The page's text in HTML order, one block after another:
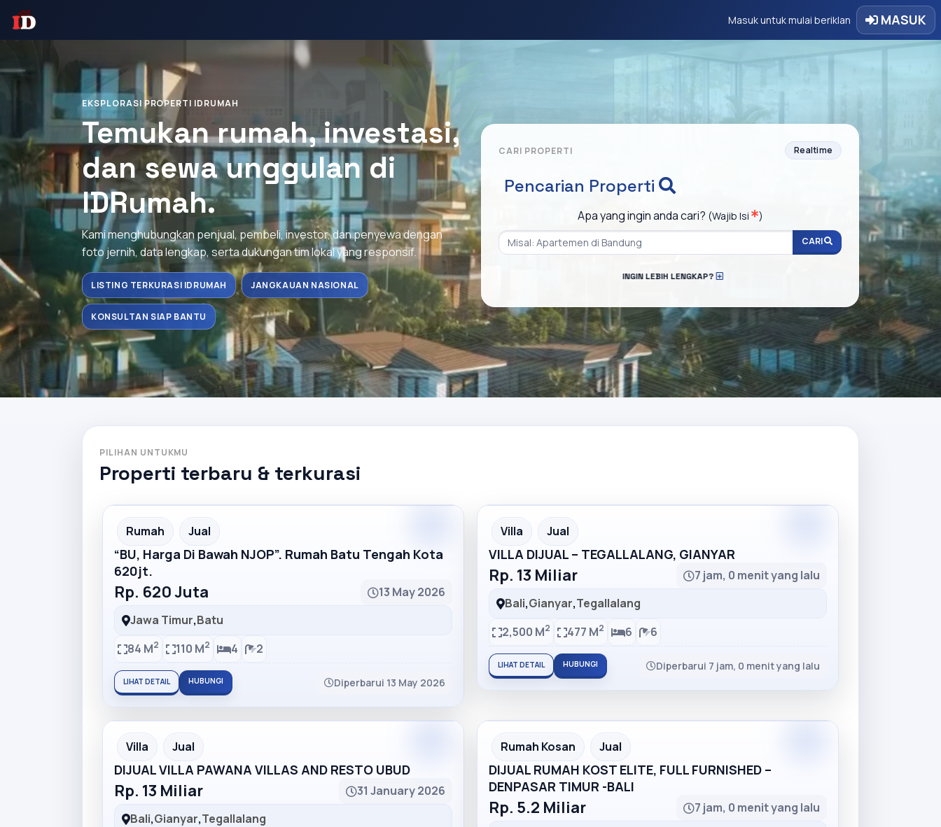
Masuk untuk mulai beriklan MASUK
EKSPLORASI PROPERTI IDRUMAH
Temukan rumah, investasi,
dan sewa unggulan di
IDRumah.
Kami menghubungkan penjual, pembeli, investor, dan penyewa dengan
foto jernih, data lengkap, serta dukungan tim lokal yang responsif.
LISTING TERKURASI IDRUMAH JANGKAUAN NASIONAL
KONSULTAN SIAP BANTU
CARI PROPERTI Realtime
Pencarian Properti
Apa yang ingin anda cari? (Wajib Isi )
CARI
INGIN LEBIH LENGKAP?
PILIHAN UNTUKMU
Properti terbaru & terkurasi
Partner Ad
Rumah Jual
“BU, Harga Di Bawah NJOP”. Rumah Batu Tengah Kota
620jt.
Rp. 620 Juta
13 May 2026
Jawa Timur,Batu
84 M2 110 M2 4 2
LIHAT DETAIL HUBUNGI Diperbarui 13 May 2026
Partner Ad
Villa Jual
VILLA DIJUAL – TEGALLALANG, GIANYAR
Rp. 13 Miliar
7 jam, 0 menit yang lalu
Bali,Gianyar,Tegallalang
2,500 M2 477 M2 6 6
LIHAT DETAIL HUBUNGI Diperbarui 7 jam, 0 menit yang lalu
Partner Ad
Villa Jual
DIJUAL VILLA PAWANA VILLAS AND RESTO UBUD
Rp. 13 Miliar
31 January 2026
Bali,Gianyar,Tegallalang
Partner Ad
Rumah Kosan Jual
DIJUAL RUMAH KOST ELITE, FULL FURNISHED –
DENPASAR TIMUR -BALI
Rp. 5.2 Miliar
7 jam, 0 menit yang lalu